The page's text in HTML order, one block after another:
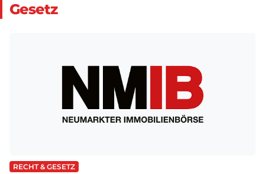
Gesetz
RECHT & GESETZ